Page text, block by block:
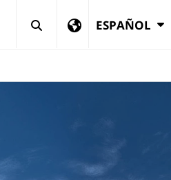
ESPAÑOL